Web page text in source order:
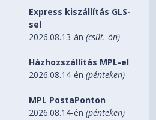
Express kiszállítás GLS-
sel
2026.08.13-án(csüt.-ön)
Házhozszállítás MPL-el
2026.08.14-én(pénteken)
MPL PostaPonton
2026.08.14-én(pénteken)